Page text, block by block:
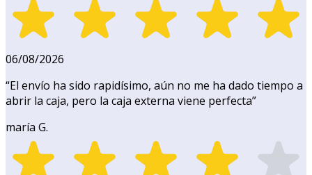
06/08/2026
“El envío ha sido rapidísimo, aún no me ha dado tiempo a
abrir la caja, pero la caja externa viene perfecta”
maría G.